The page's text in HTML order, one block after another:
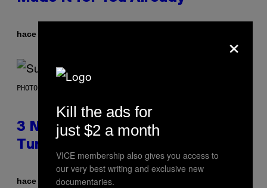
hace 4 horas
PHOTO BY NIELS VAN IPEREN/GETTY IMAGES
3 No-Skip Britpop Albums
Turning 30 This Year
hace 4 horasPorDan Milam
×
Kill the ads for
just $2 a month
VICE membership also gives you access to
our very best writing and exclusive new
documentaries.